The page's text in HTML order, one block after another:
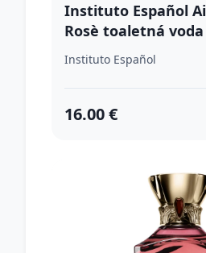
Instituto Español
Rosè toaletná
150 ml
Instituto Español
16.00 €